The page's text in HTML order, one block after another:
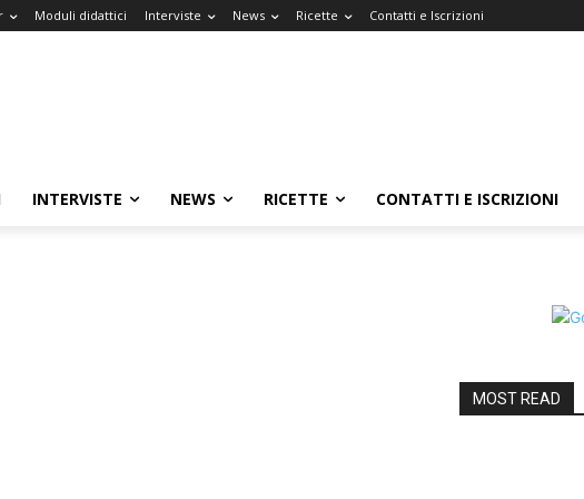
Moduli didattici Interviste News Ricette Contatti e Iscrizioni
INTERVISTE NEWS RICETTE CONTATTI E ISCRIZIONI
MOST READ